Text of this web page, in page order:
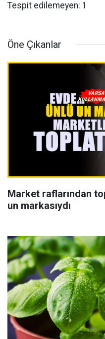
Tespit edilemeyen: 1
Öne Çıkanlar
Market raflarından
un markasıydı